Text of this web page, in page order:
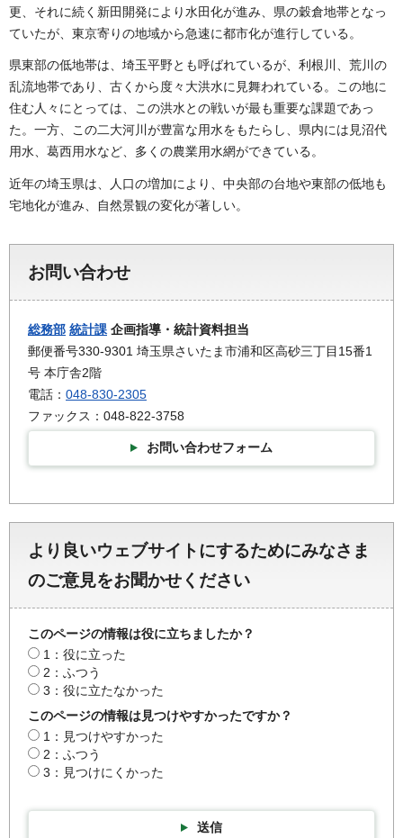
更、それに続く新田開発により水田化が進み、県の穀倉地帯となっ
ていたが、東京寄りの地域から急速に都市化が進行している。
県東部の低地帯は、埼玉平野とも呼ばれているが、利根川、荒川の
乱流地帯であり、古くから度々大洪水に見舞われている。この地に
住む人々にとっては、この洪水との戦いが最も重要な課題であっ
た。一方、この二大河川が豊富な用水をもたらし、県内には見沼代
用水、葛西用水など、多くの農業用水網ができている。
近年の埼玉県は、人口の増加により、中央部の台地や東部の低地も
宅地化が進み、自然景観の変化が著しい。
お問い合わせ
総務部 統計課 企画指導・統計資料担当
郵便番号330-9301 埼玉県さいたま市浦和区高砂三丁目15番1
号 本庁舎2階
電話： 048-830-2305
ファックス：048-822-3758
お問い合わせフォーム
より良いウェブサイトにするためにみなさま
のご意見をお聞かせください
このページの情報は役に立ちましたか？
1：役に立った
2：ふつう
3：役に立たなかった
このページの情報は見つけやすかったですか？
1：見つけやすかった
2：ふつう
3：見つけにくかった
送信